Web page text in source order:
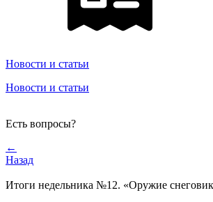
Новости и статьи
Новости и статьи
Есть вопросы?
←
Назад
Итоги недельника №12. «Оружие